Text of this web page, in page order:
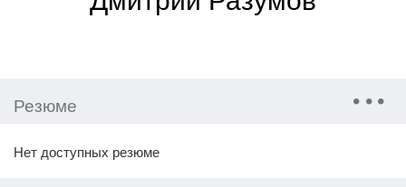
Резюме
Нет доступных резюме